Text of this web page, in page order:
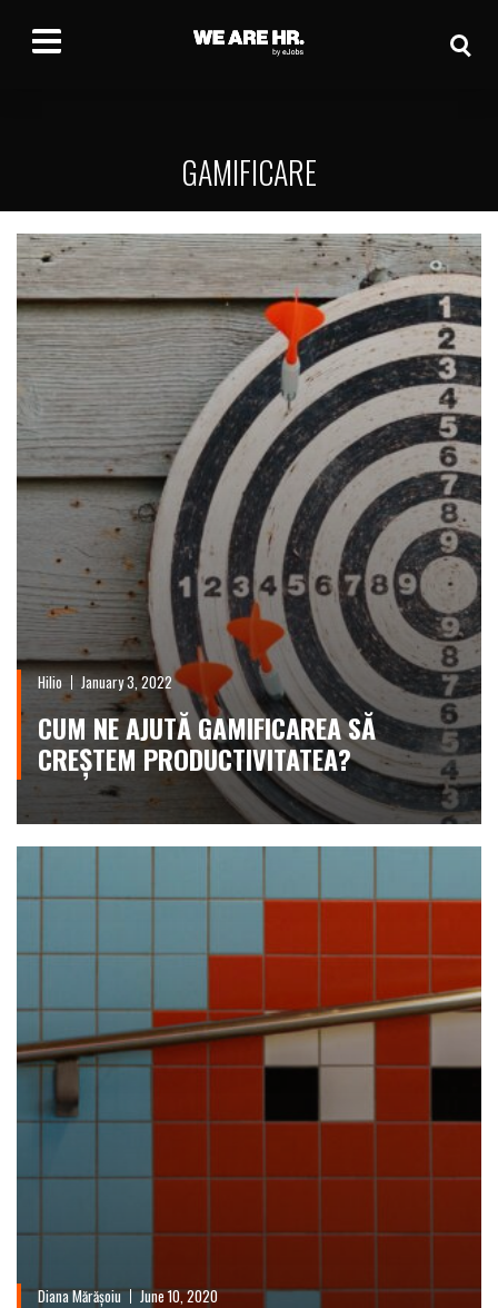
GAMIFICARE
Hilio January 3, 2022
CUM NE AJUTĂ GAMIFICAREA SĂ
CREȘTEM PRODUCTIVITATEA?
Diana Mărășoiu June 10, 2020